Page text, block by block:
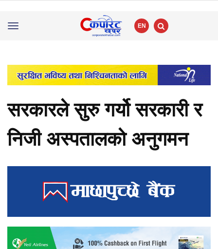
Toggle
EN
सरकारले सुरु गर्यो सरकारी र
निजी अस्पतालको अनुगमन